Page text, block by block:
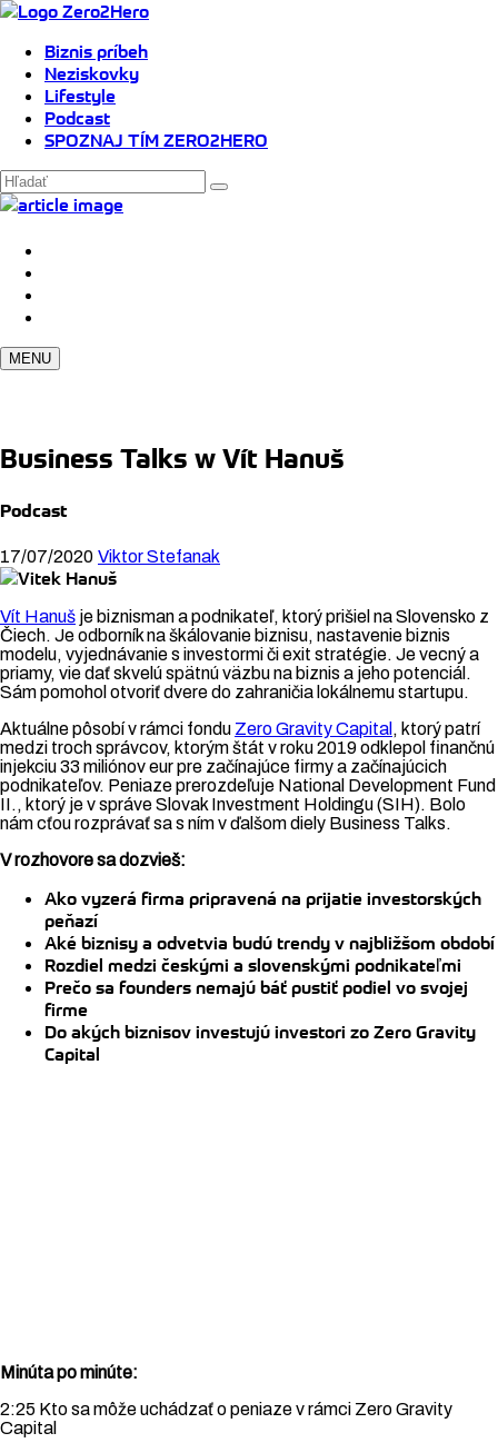
Biznis príbeh
Neziskovky
Lifestyle
Podcast
SPOZNAJ TÍM ZERO2HERO
MENU
Business Talks w Vít Hanuš
Podcast
17/07/2020 Viktor Stefanak
Vít Hanuš je biznisman a podnikateľ, ktorý prišiel na Slovensko z
Čiech. Je odborník na škálovanie biznisu, nastavenie biznis
modelu, vyjednávanie s investormi či exit stratégie. Je vecný a
priamy, vie dať skvelú spätnú väzbu na biznis a jeho potenciál.
Sám pomohol otvoriť dvere do zahraničia lokálnemu startupu.
Aktuálne pôsobí v rámci fondu Zero Gravity Capital , ktorý patrí
medzi troch správcov, ktorým štát v roku 2019 odklepol finančnú
injekciu 33 miliónov eur pre začínajúce firmy a začínajúcich
podnikateľov. Peniaze prerozdeľuje National Development Fund
II., ktorý je v správe Slovak Investment Holdingu (SIH). Bolo
nám cťou rozprávať sa s ním v ďalšom diely Business Talks.
V rozhovore sa dozvieš:
Ako vyzerá firma pripravená na prijatie investorských
peňazí
Aké biznisy a odvetvia budú trendy v najbližšom období
Rozdiel medzi českými a slovenskými podnikateľmi
Prečo sa founders nemajú báť pustiť podiel vo svojej
firme
Do akých biznisov investujú investori zo Zero Gravity
Capital
Minúta po minúte:
2:25 Kto sa môže uchádzať o peniaze v rámci Zero Gravity
Capital